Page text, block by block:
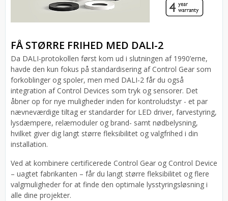
FÅ STØRRE FRIHED MED DALI-2
Da DALI-protokollen først kom ud i slutningen af 1990’erne,
havde den kun fokus på standardisering af Control Gear som
forkoblinger og spoler, men med DALI-2 får du også
integration af Control Devices som tryk og sensorer. Det
åbner op for nye muligheder inden for kontroludstyr - et par
nævneværdige tiltag er standarder for LED driver, farvestyring,
lysdæmpere, relæmoduler og brand- samt nødbelysning,
hvilket giver dig langt større fleksibilitet og valgfrihed i din
installation.
Ved at kombinere certificerede Control Gear og Control Device
– uagtet fabrikanten – får du langt større fleksibilitet og flere
valgmuligheder for at finde den optimale lysstyringsløsning i
alle dine projekter.